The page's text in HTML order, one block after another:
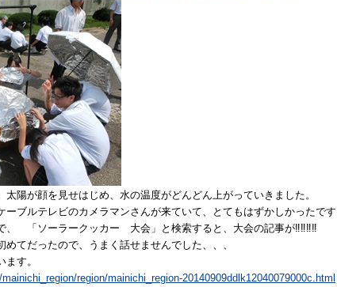
陽が顔を見せはじめ、 水の温度がどんどん上がっていきました。
ブルテレビのカメラマンさんが来ていて、
とてもはずかしかったで
、 「ソーラークッカー 大会」と検索すると、 大会の記事が‼‼‼‼
てだったので、うまく話せませんでした、、、
す。
region/mainichi_region-20140909ddlk12040079000c.html